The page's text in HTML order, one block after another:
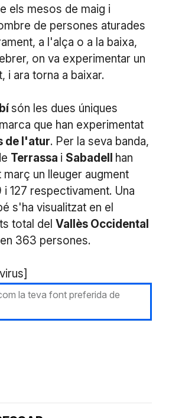
els mesos de maig i
de persones aturades
a l'alça o a la baixa,
on va experimentar un
i ara torna a baixar.
són les dues úniques
que han experimentat
de l'atur. Per la seva banda,
Terrassa i Sabadell han
un lleuger augment
127 respectivament. Una
s'ha visualitzat en el
total del Vallès Occidental
363 persones.
la teva font preferida de